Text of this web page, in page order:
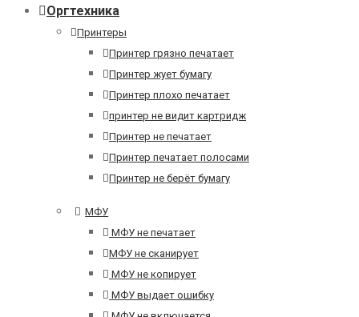
Оргтехника
Принтеры
Принтер грязно печатает
Принтер жует бумагу
Принтер плохо печатает
принтер не видит картридж
Принтер не печатает
Принтер печатает полосами
Принтер не берёт бумагу
МФУ
МФУ не печатает
МФУ не сканирует
МФУ не копирует
МФУ выдает ошибку